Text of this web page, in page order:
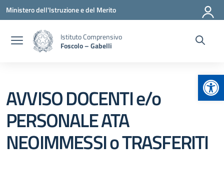
Vai ai contenuti
Vai al menu di navigazione
Vai al footer
Ministero dell'Istruzione e del Merito
Istituto Comprensivo
Foscolo – Gabelli
AVVISO DOCENTI e/o
PERSONALE ATA
NEOIMMESSI o TRASFERITI